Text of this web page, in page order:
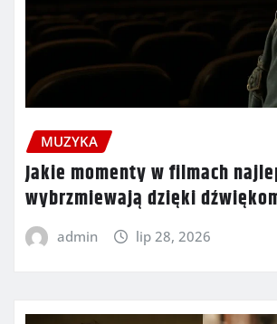
MUZYKA
Jakie momenty w filmach
wybrzmiewają dzięki
admin lip 28, 2026